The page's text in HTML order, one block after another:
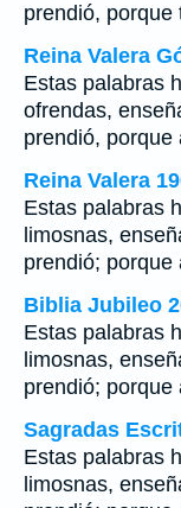
prendió,
Reina Valera
Estas palabras
ofrendas,
prendió, porque
Reina Valera
Estas palabras
limosnas,
prendió; porque
Biblia Jubileo
Estas palabras
limosnas,
prendió; porque
Sagradas
Estas palabras
limosnas,